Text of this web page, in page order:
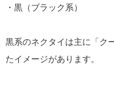
・黒（ブラック系）
黒系のネクタイは主に「ク
たイメージがあります。